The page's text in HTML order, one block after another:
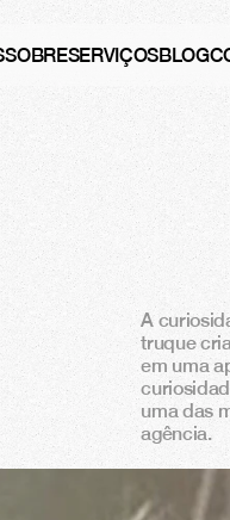
SOBRESERVIÇOSBLOG
A
truque
em uma
uma das
agência.